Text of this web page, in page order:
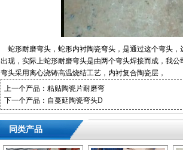
蛇形耐磨弯头，蛇形内衬陶瓷弯头，是通过这个弯头
出现，实际上蛇形耐磨弯头是由两个弯头焊接而成，我
弯头采用离心浇铸高温烧结工艺，内衬复合陶瓷层，
上一个产品： 粘贴陶瓷片耐磨弯
下一个产品： 自蔓延陶瓷弯头D
同类产品